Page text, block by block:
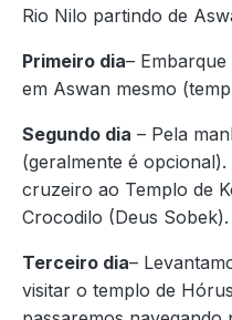
Rio Nilo partindo de
Primeiro dia–
em Aswan mesmo
Segundo dia – Pela
(geralmente é
cruzeiro ao Templo de
Crocodilo (Deus Sobek).
Terceiro dia–
visitar o templo de